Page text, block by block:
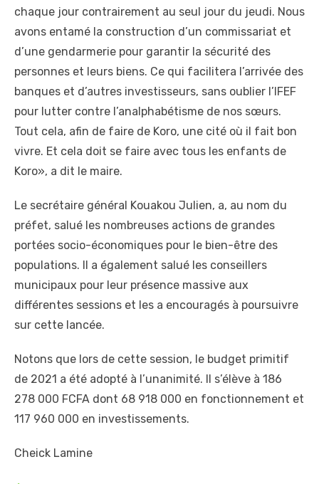
chaque jour contrairement au seul jour du jeudi. Nous
avons entamé la construction d’un commissariat et
d’une gendarmerie pour garantir la sécurité des
personnes et leurs biens. Ce qui facilitera l’arrivée des
banques et d’autres investisseurs, sans oublier l’IFEF
pour lutter contre l’analphabétisme de nos sœurs.
Tout cela, afin de faire de Koro, une cité où il fait bon
vivre. Et cela doit se faire avec tous les enfants de
Koro», a dit le maire.
Le secrétaire général Kouakou Julien, a, au nom du
préfet, salué les nombreuses actions de grandes
portées socio-économiques pour le bien-être des
populations. Il a également salué les conseillers
municipaux pour leur présence massive aux
différentes sessions et les a encouragés à poursuivre
sur cette lancée.
Notons que lors de cette session, le budget primitif
de 2021 a été adopté à l’unanimité. Il s’élève à 186
278 000 FCFA dont 68 918 000 en fonctionnement et
117 960 000 en investissements.
Cheick Lamine